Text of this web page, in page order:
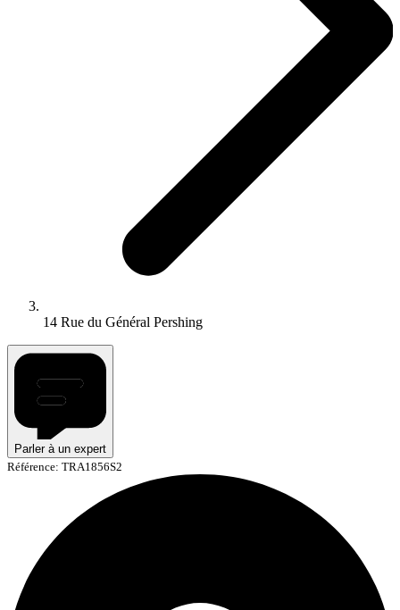
14 Rue du Général Pershing
Parler à un expert
Référence: TRA1856S2